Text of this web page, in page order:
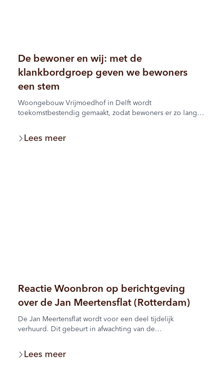
De bewoner en wij: met de
klankbordgroep geven we bewoners
een stem
Woongebouw Vrijmoedhof in Delft wordt
toekomstbestendig gemaakt, zodat bewoners er zo lang
klankbordgroep brengt bewoners, Bouwbedrijf Van
Lees meer
Reactie Woonbron op berichtgeving
over de Jan Meertensflat (Rotterdam)
De Jan Meertensflat wordt voor een deel tijdelijk
verhuurd. Dit gebeurt in afwachting van de
Woonbron kiest er bewust voor om woningen in deze
Lees meer